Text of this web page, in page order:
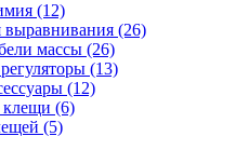
(12)
выравнивания (26)
массы (26)
(13)
(12)
клещи (6)
(5)